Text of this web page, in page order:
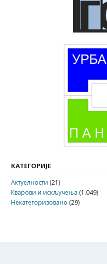
КАТЕГОРИЈЕ
Актуелности (21)
Кварови и искључења (1.049)
Некатегоризовано (29)